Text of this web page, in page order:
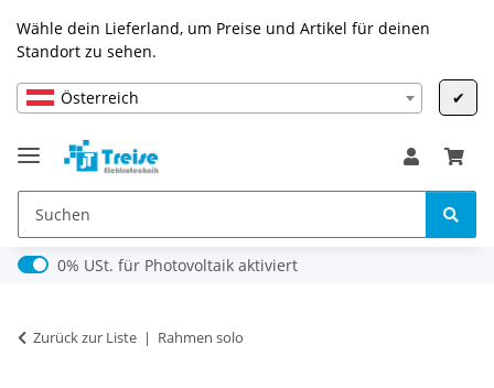
Wähle dein Lieferland, um Preise und Artikel für deinen
Standort zu sehen.
Österreich ✔
0% USt. für Photovoltaik (§ 12 Abs. 3 UStG)
0% USt. für Photovoltaik aktiviert
Zurück zur Liste Rahmen solo